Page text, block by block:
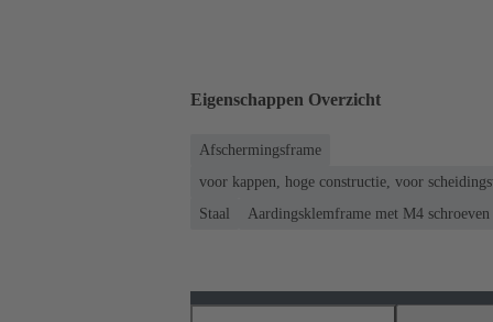
Eigenschappen Overzicht
Afschermingsframe
voor kappen, hoge constructie, voor
Staal
Aardingsklemframe met M4